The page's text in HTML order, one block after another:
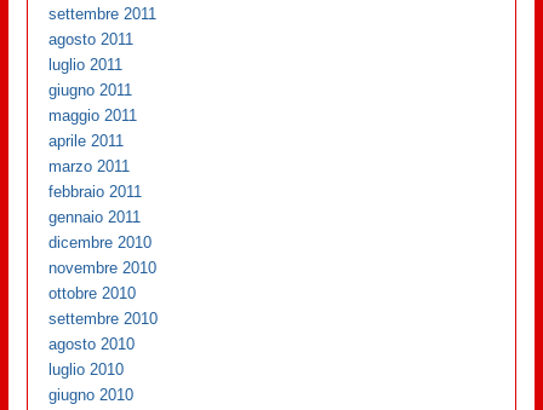
settembre 2011
agosto 2011
luglio 2011
giugno 2011
maggio 2011
aprile 2011
marzo 2011
febbraio 2011
gennaio 2011
dicembre 2010
novembre 2010
ottobre 2010
settembre 2010
agosto 2010
luglio 2010
giugno 2010